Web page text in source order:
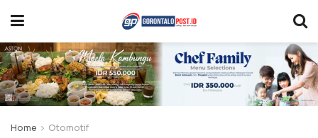
Home Otomotif